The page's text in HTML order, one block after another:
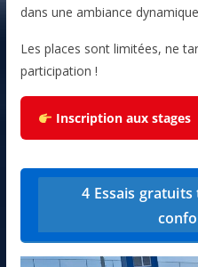
dans une ambiance
Les places sont limitées, ne
participation !
Inscription aux stages
4 Essais